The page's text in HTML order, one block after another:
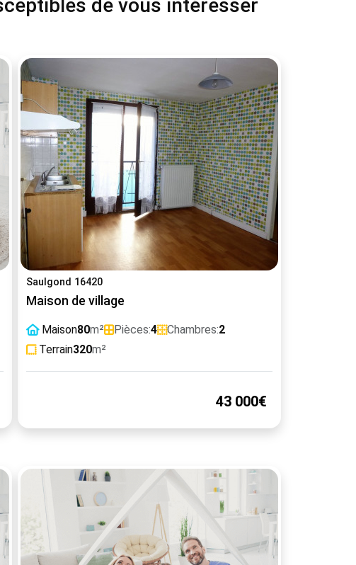
de vous intéresser
Saulgond 16420
Maison de village
Maison80m² Pièces:4 Chambres:2
Terrain320m²
43 000€